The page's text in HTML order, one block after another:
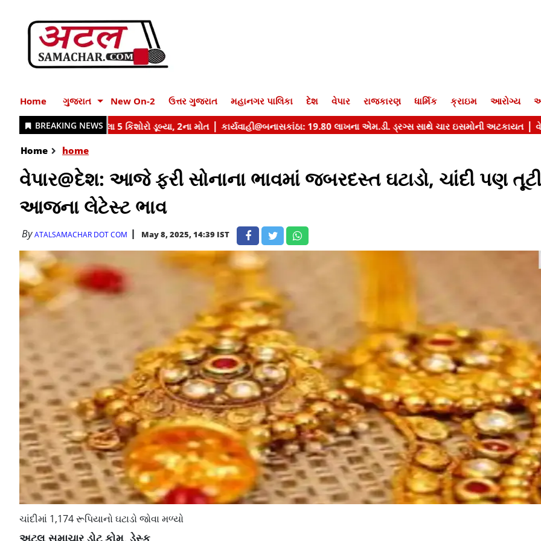
Home ગુજરાત New On-2 ઉત્તર ગુજરાત મહાનગર પાલિકા દેશ વેપાર રાજકારણ ધાર્મિક ક્રાઇમ આરોગ્ય
Home home
વેપાર@દેશ: આજે ફરી સોનાના ભાવમાં જબરદસ્ત ઘટાડો, ચાંદી પણ
આજના લેટેસ્ટ ભાવ
ByATALSAMACHAR DOT COM May 8, 2025, 14:39 IST
ચાંદીમાં 1,174 રૂપિયાનો ઘટાડો જોવા મળ્યો
અટલ સમાચાર ડોટ કોમ, ડેસ્ક